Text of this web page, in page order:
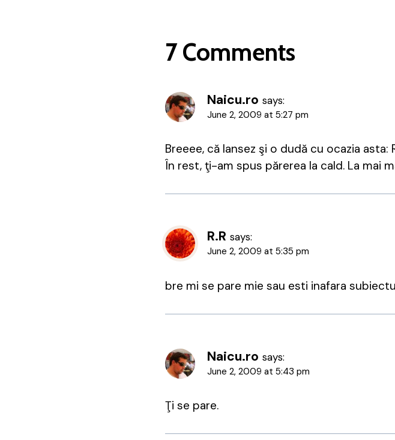
7 Comments
Naicu.ro says:
June 2, 2009 at 5:27 pm
Breeee, că lansez şi o dudă cu ocazia asta:
În rest, ţi-am spus părerea la cald. La mai
R.R says:
June 2, 2009 at 5:35 pm
bre mi se pare mie sau esti inafara
Naicu.ro says:
June 2, 2009 at 5:43 pm
Ţi se pare.